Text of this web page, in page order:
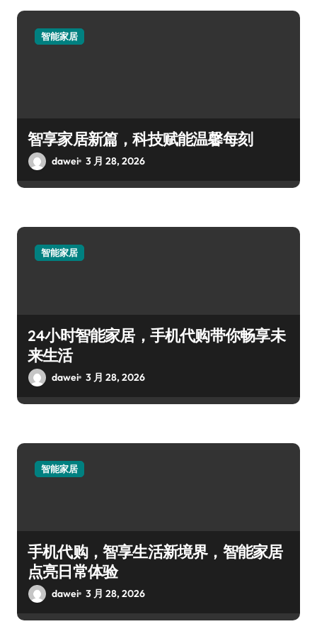
智能家居
智享家居新篇，科技赋能温馨每刻
dawei 3 月 28, 2026
智能家居
24小时智能家居，手机代购带你畅享未
来生活
dawei 3 月 28, 2026
智能家居
手机代购，智享生活新境界，智能家居
点亮日常体验
dawei 3 月 28, 2026